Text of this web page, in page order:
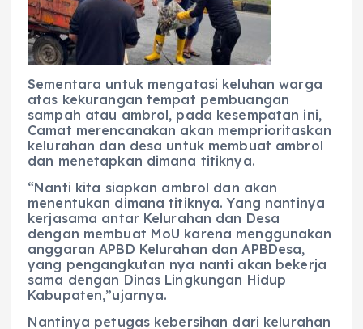
Sementara untuk mengatasi keluhan warga
atas kekurangan tempat pembuangan
sampah atau ambrol, pada kesempatan ini,
Camat merencanakan akan memprioritaskan
kelurahan dan desa untuk membuat ambrol
dan menetapkan dimana titiknya.
“Nanti kita siapkan ambrol dan akan
menentukan dimana titiknya. Yang nantinya
kerjasama antar Kelurahan dan Desa
dengan membuat MoU karena menggunakan
anggaran APBD Kelurahan dan APBDesa,
yang pengangkutan nya nanti akan bekerja
sama dengan Dinas Lingkungan Hidup
Kabupaten,”ujarnya.
Nantinya petugas kebersihan dari kelurahan